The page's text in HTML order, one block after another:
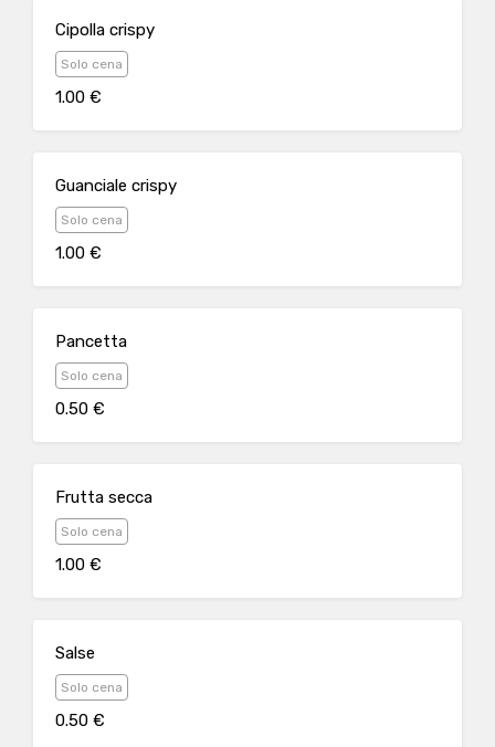
Cipolla crispy
Solo cena
1.00 €
Guanciale crispy
Solo cena
1.00 €
Pancetta
Solo cena
0.50 €
Frutta secca
Solo cena
1.00 €
Salse
Solo cena
0.50 €